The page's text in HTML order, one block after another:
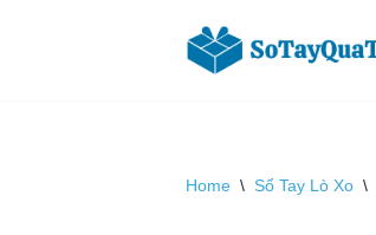
Home \ Sổ Tay Lò Xo \